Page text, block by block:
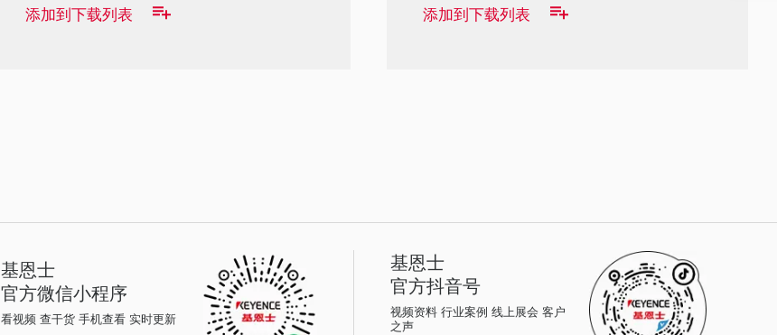
添加到下载列表 添加到下载列表
基恩士
官方微信小程序
看视频 查干货 手机查看 实时更新
基恩士
官方抖音号
视频资料 行业案例 线上展会 客户
之声